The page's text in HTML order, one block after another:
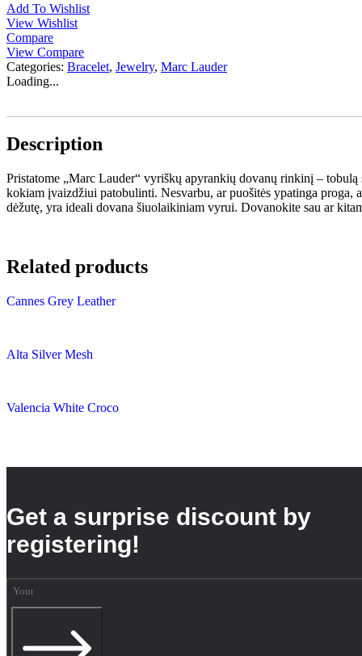
Add To Wishlist
View Wishlist
Compare
View Compare
Categories: Bracelet, Jewelry, Marc Lauder
Loading...
Description
Pristatome „Marc Lauder“ vyriškų apyrankių dovanų rinkinį –
kokiam įvaizdžiui patobulinti. Nesvarbu, ar puošitės ypatinga proga,
dėžutę, yra ideali dovana šiuolaikiniam vyrui. Dovanokite sau ar
Related products
Cannes Grey Leather
Alta Silver Mesh
Valencia White Croco
Get a surprise discount by
registering!